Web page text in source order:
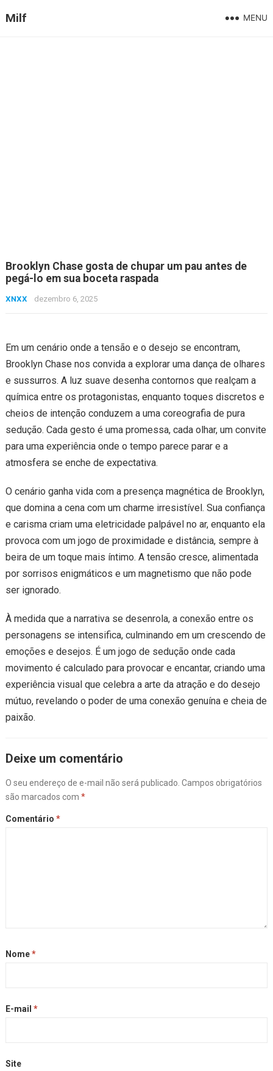
Milf MENU
Brooklyn Chase gosta de chupar um pau antes de
pegá-lo em sua boceta raspada
XNXX dezembro 6, 2025
Em um cenário onde a tensão e o desejo se encontram,
Brooklyn Chase nos convida a explorar uma dança de olhares
e sussurros. A luz suave desenha contornos que realçam a
química entre os protagonistas, enquanto toques discretos e
cheios de intenção conduzem a uma coreografia de pura
sedução. Cada gesto é uma promessa, cada olhar, um convite
para uma experiência onde o tempo parece parar e a
atmosfera se enche de expectativa.
O cenário ganha vida com a presença magnética de Brooklyn,
que domina a cena com um charme irresistível. Sua confiança
e carisma criam uma eletricidade palpável no ar, enquanto ela
provoca com um jogo de proximidade e distância, sempre à
beira de um toque mais íntimo. A tensão cresce, alimentada
por sorrisos enigmáticos e um magnetismo que não pode
ser ignorado.
À medida que a narrativa se desenrola, a conexão entre os
personagens se intensifica, culminando em um crescendo de
emoções e desejos. É um jogo de sedução onde cada
movimento é calculado para provocar e encantar, criando uma
experiência visual que celebra a arte da atração e do desejo
mútuo, revelando o poder de uma conexão genuína e cheia de
paixão.
Deixe um comentário
O seu endereço de e-mail não será publicado. Campos obrigatórios
são marcados com *
Comentário *
Nome*
E-mail *
Site